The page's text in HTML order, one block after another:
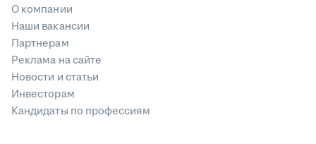
О компании
Наши вакансии
Партнерам
Реклама на сайте
Новости и статьи
Инвесторам
Кандидаты по профессиям